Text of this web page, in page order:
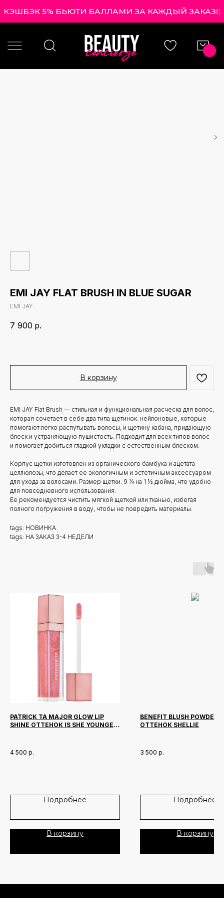
КЭШБЭК 5% БЬЮТИ БАЛЛАМИ ЗА КАЖДЫЙ ЗАКАЗ!|
EMI JAY FLAT BRUSH IN BLUE SUGAR
EMI JAY
7 900 р.
В корзину
EMI JAY Flat Brush — стильная и функциональная расческа для волос,
которая сочетает в себе два типа щетинок: нейлоновые, которые
помогают легко распутывать волосы, и щетину кабана, придающую
блеск и устраняющую пушистость. Подходит для всех типов волос
и помогает добиться гладкой укладки с естественным блеском.
Корпус щетки изготовлен из органического бамбука и ацетата
целлюлозы, что делает ее экологичным и эстетичным аксессуаром
для ухода за волосами. Размер щетки: 9 ¼ на 1 ½ дюйма, что удобно
для повседневного использования.
Ее рекомендуется чистить мягкой щеткой или тканью, избегая
полного погружения в воду, чтобы не повредить материалы.
tags: НОВИНКА
tags: НА ЗАКАЗ 3-4 НЕДЕЛИ
PATRICK TA MAJOR GLOW LIP
SHINE ОТТЕНОК IS SHE YOUNGER
4 500 р.
Подробнее
В корзину
BENEFIT BLUSH POWDER
ОТТЕНОК SHELLIE
3 500 р.
Подробнее
В корзину
Публичная Оферта